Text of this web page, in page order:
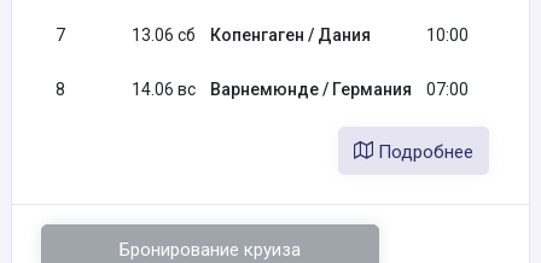
7 13.06 сб Копенгаген / Дания 10:00
8 14.06 вс Варнемюнде / Германия 07:00
Подробнее
Бронирование круиза